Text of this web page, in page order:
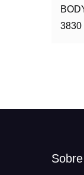
3830